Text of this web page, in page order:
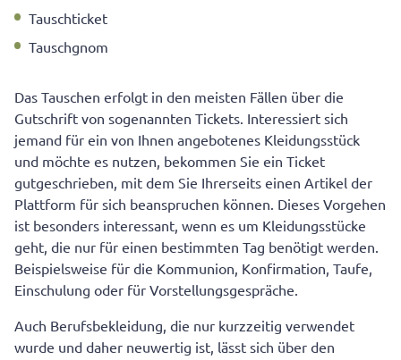
Tauschticket
Tauschgnom
Das Tauschen erfolgt in den meisten Fällen über die
Gutschrift von sogenannten Tickets. Interessiert sich
jemand für ein von Ihnen angebotenes Kleidungsstück
und möchte es nutzen, bekommen Sie ein Ticket
gutgeschrieben, mit dem Sie Ihrerseits einen Artikel der
Plattform für sich beanspruchen können. Dieses Vorgehen
ist besonders interessant, wenn es um Kleidungsstücke
geht, die nur für einen bestimmten Tag benötigt werden.
Beispielsweise für die Kommunion, Konfirmation, Taufe,
Einschulung oder für Vorstellungsgespräche.
Auch Berufsbekleidung, die nur kurzzeitig verwendet
wurde und daher neuwertig ist, lässt sich über den